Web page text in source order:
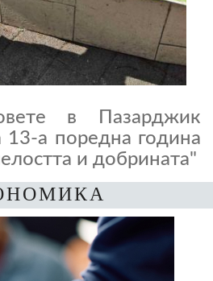
в Пазарджик
13-а поредна година
и добрината"